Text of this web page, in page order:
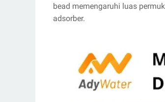
bead memengaruhi luas
adsorber.